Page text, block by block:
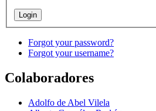
Forgot your password?
Forgot your username?
Colaboradores
Adolfo de Abel Vilela